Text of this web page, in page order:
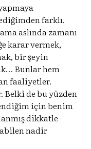
farklı.
aslında zamanı
karar vermek,
bir şeyin
Bunlar hem
faaliyetler.
Belki de bu yüzden
için benim
dikkatle
nadir